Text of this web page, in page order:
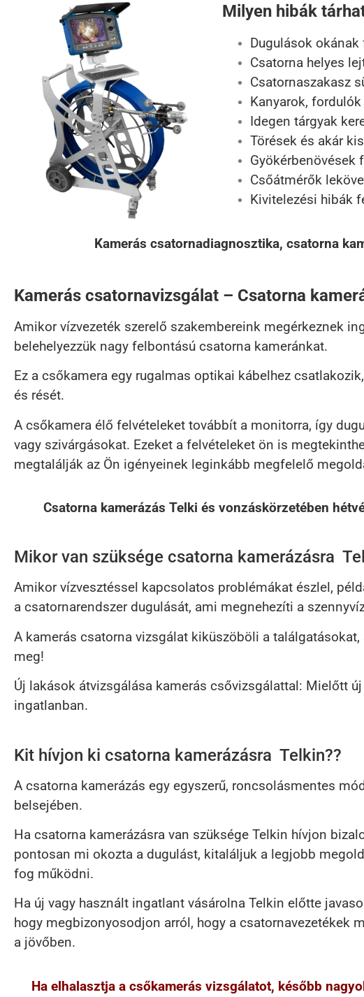
Milyen hibák
Dugulások
Csatorna helyes
Csatornaszakasz
Kanyarok,
Idegen tárgyak
Törések és akár
Gyökérbenövések
Csőátmérők
Kivitelezési hibák
Kamerás csatornadiagnosztika, csatorna
Kamerás csatornavizsgálat – Csatorna
Amikor vízvezeték szerelő szakembereink megérkeznek
belehelyezzük nagy felbontású csatorna kameránkat.
Ez a csőkamera egy rugalmas optikai kábelhez
és rését.
A csőkamera élő felvételeket továbbít a monitorra, így
vagy szivárgásokat. Ezeket a felvételeket ön is
megtalálják az Ön igényeinek leginkább megfelelő
Csatorna kamerázás Telki és vonzáskörzetében
Mikor van szüksége csatorna kamerázásra
Amikor vízvesztéssel kapcsolatos problémákat észlel,
a csatornarendszer dugulását, ami megnehezíti a
A kamerás csatorna vizsgálat kiküszöböli a
meg!
Új lakások átvizsgálása kamerás csővizsgálattal: Mielőtt
ingatlanban.
Kit hívjon ki csatorna kamerázásra Telkin??
A csatorna kamerázás egy egyszerű, roncsolásmentes
belsejében.
Ha csatorna kamerázásra van szüksége Telkin hívjon
pontosan mi okozta a dugulást, kitaláljuk a legjobb
fog működni.
Ha új vagy használt ingatlant vásárolna Telkin előtte
hogy megbizonyosodjon arról, hogy a csatornavezetékek
a jövőben.
Ha elhalasztja a csőkamerás vizsgálatot, később